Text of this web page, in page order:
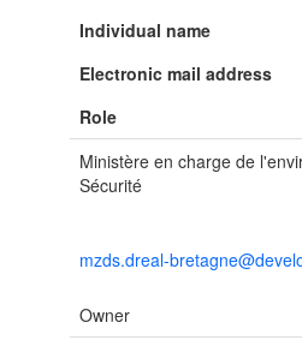
Individual name
Electronic mail address
Role
Ministère en charge de
Sécurité
mzds.dreal-
Owner